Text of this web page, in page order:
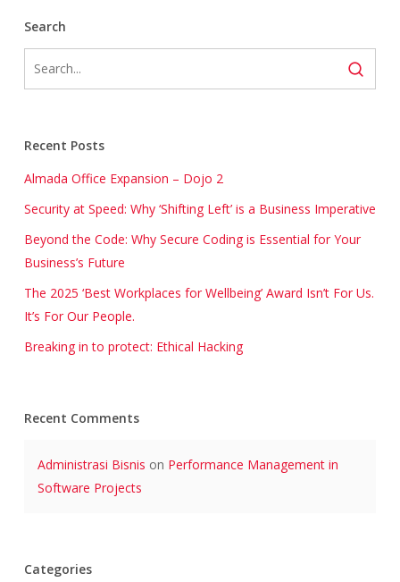
Search
Recent Posts
Almada Office Expansion – Dojo 2
Security at Speed: Why ‘Shifting Left’ is a Business Imperative
Beyond the Code: Why Secure Coding is Essential for Your
Business’s Future
The 2025 ‘Best Workplaces for Wellbeing’ Award Isn’t For Us.
It’s For Our People.
Breaking in to protect: Ethical Hacking
Recent Comments
Administrasi Bisnis on Performance Management in
Software Projects
Categories